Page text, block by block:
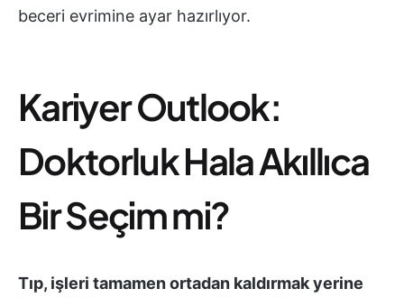
beceri evrimine ayar hazırlıyor.
Kariyer Outlook:
Doktorluk Hala Akıllıca
Bir Seçim mi?
Tıp, işleri tamamen ortadan kaldırmak yerine